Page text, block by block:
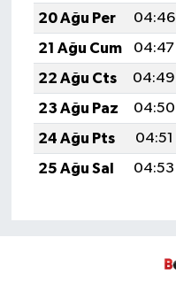
20 Ağu Per
04:46
21 Ağu Cum
04:47
22 Ağu Cts
04:49
23 Ağu Paz
04:50
24 Ağu Pts
04:51
25 Ağu Sal
04:53